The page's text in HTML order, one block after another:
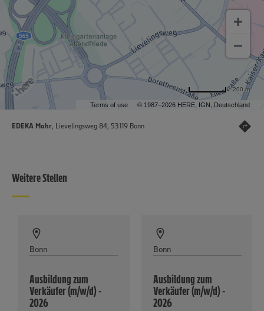
Terms of use © 1987–2026 HERE, IGN, Deutschland
200 m
EDEKA Mohr, Lievelingsweg 84, 53119 Bonn
Weitere Stellen
Bonn
Ausbildung zum
Verkäufer (m/w/d) -
2026
Bonn
Ausbildung zum
Verkäufer (m/w/d) -
2026